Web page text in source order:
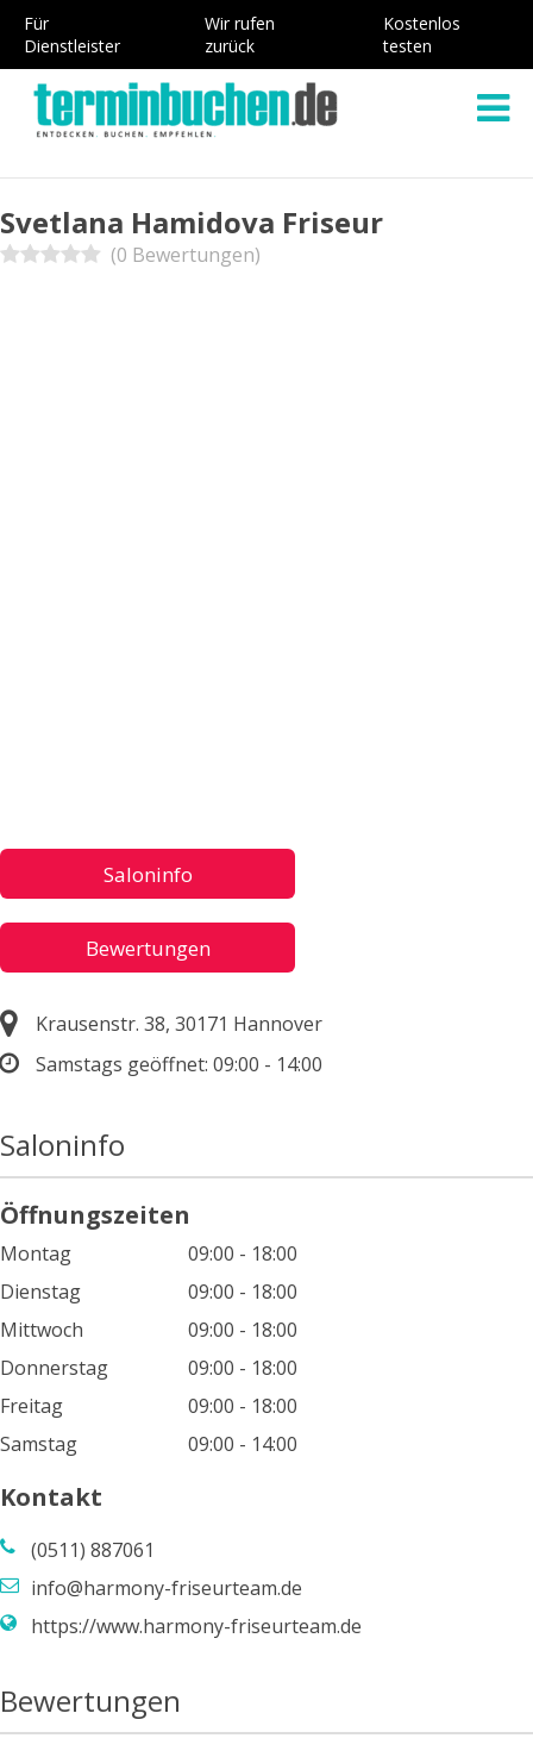
Für
Dienstleister
Wir rufen
zurück
Kostenlos
testen
Svetlana Hamidova Friseur
(0 Bewertungen)
Saloninfo
Bewertungen
Krausenstr. 38, 30171 Hannover
Samstags geöffnet: 09:00 - 14:00
Saloninfo
Öffnungszeiten
Montag
09:00 - 18:00
Dienstag
09:00 - 18:00
Mittwoch
09:00 - 18:00
Donnerstag
09:00 - 18:00
Freitag
09:00 - 18:00
Samstag
09:00 - 14:00
Kontakt
(0511) 887061
info@harmony-friseurteam.de
https://www.harmony-friseurteam.de
Bewertungen